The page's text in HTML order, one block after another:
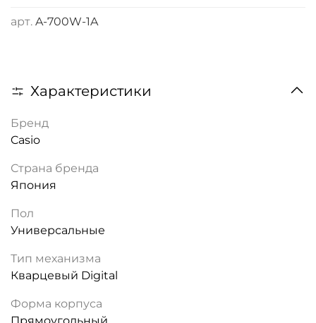
арт. A-700W-1A
Характеристики
Бренд
Casio
Страна бренда
Япония
Пол
Универсальные
Тип механизма
Кварцевый Digital
Форма корпуса